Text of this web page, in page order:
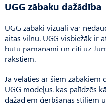
UGG zābaku dažādība
UGG zābaki vizuāli var
aitas vilnu. UGG visbiežāk ir
būtu pamanāmi un citi uz
rakstiem.
Ja vēlaties ar šiem
UGG modeļus, kas palīdzēs
dažādiem ģērbšanās stiliem